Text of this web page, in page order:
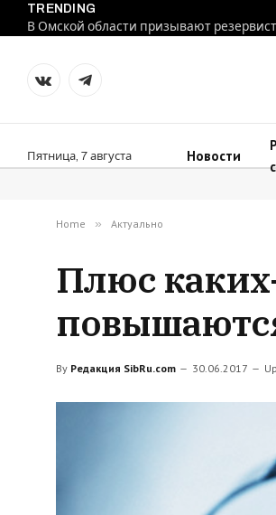
TRENDING
В Омской области призывают
VKontakteTelegram
Пятница, 7 августа Новости
Home » Актуально
Плюс
By Редакция SibRu.com 30.06.2017